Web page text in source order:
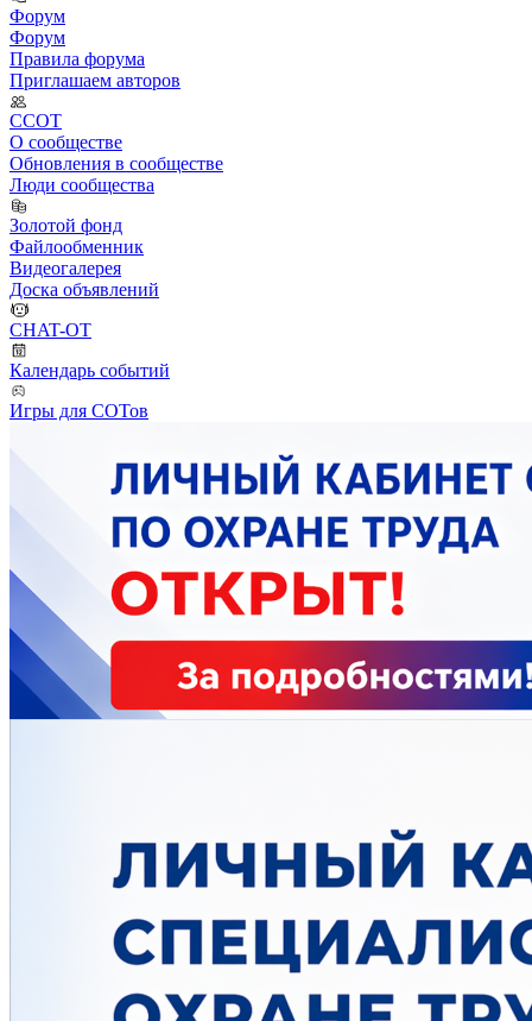
Форум
Форум
Правила форума
Приглашаем авторов
ССОТ
О сообществе
Обновления в сообществе
Люди сообщества
Золотой фонд
Файлообменник
Видеогалерея
Доска объявлений
CHAT-OT
Календарь событий
Игры для СОТов